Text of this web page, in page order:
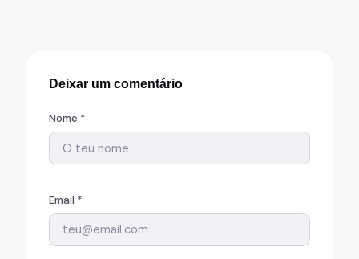
Deixar um comentário
Nome *
Email *